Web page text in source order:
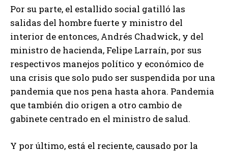
Por su parte, el estallido social gatilló las
salidas del hombre fuerte y ministro del
interior de entonces, Andrés Chadwick, y del
ministro de hacienda, Felipe Larraín, por sus
respectivos manejos político y económico de
una crisis que solo pudo ser suspendida por una
pandemia que nos pena hasta ahora. Pandemia
que también dio origen a otro cambio de
gabinete centrado en el ministro de salud.
Y por último, está el reciente, causado por la